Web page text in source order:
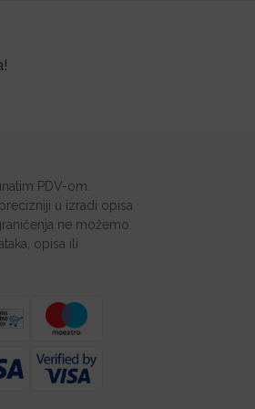
PDV-om.
u izradi opisa
ne možemo
opisa ili